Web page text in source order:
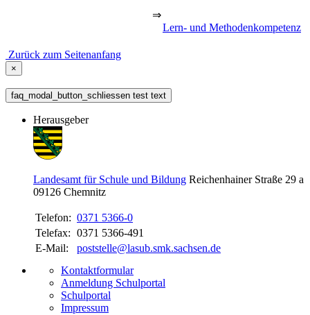
⇒
Lern- und Methodenkompetenz
Zurück zum Seitenanfang
×
faq_modal_button_schliessen test text
Herausgeber
Landesamt für Schule und Bildung Reichenhainer Straße 29 a
09126 Chemnitz
Telefon: 0371 5366-0
Telefax: 0371 5366-491
E-Mail:
poststelle@lasub.smk.sachsen.de
Kontaktformular
Anmeldung Schulportal
Schulportal
Impressum